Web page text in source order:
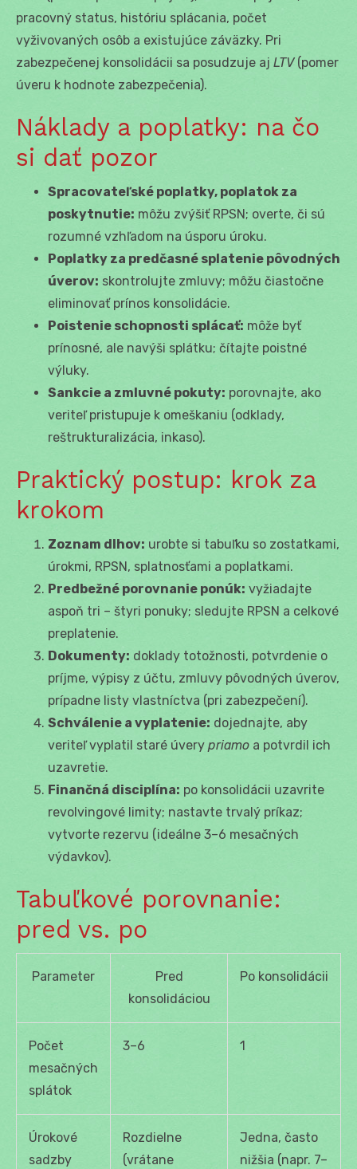
pracovný status, históriu splácania, počet
vyživovaných osôb a existujúce záväzky. Pri
zabezpečenej konsolidácii sa posudzuje aj LTV(pomer
úveru k hodnote zabezpečenia).
Náklady a poplatky: na čo
si dať pozor
Spracovateľské poplatky, poplatok za
poskytnutie: môžu zvýšiť RPSN; overte, či sú
rozumné vzhľadom na úsporu úroku.
Poplatky za predčasné splatenie pôvodných
úverov: skontrolujte zmluvy; môžu čiastočne
eliminovať prínos konsolidácie.
Poistenie schopnosti splácať: môže byť
prínosné, ale navýši splátku; čítajte poistné
výluky.
Sankcie a zmluvné pokuty: porovnajte, ako
veriteľ pristupuje k omeškaniu (odklady,
reštrukturalizácia, inkaso).
Praktický postup: krok za
krokom
Zoznam dlhov: urobte si tabuľku so zostatkami,
úrokmi, RPSN, splatnosťami a poplatkami.
Predbežné porovnanie ponúk: vyžiadajte
aspoň tri – štyri ponuky; sledujte RPSN a celkové
preplatenie.
Dokumenty: doklady totožnosti, potvrdenie o
príjme, výpisy z účtu, zmluvy pôvodných úverov,
prípadne listy vlastníctva (pri zabezpečení).
Schválenie a vyplatenie: dojednajte, aby
veriteľ vyplatil staré úvery priamo a potvrdil ich
uzavretie.
Finančná disciplína: po konsolidácii uzavrite
revolvingové limity; nastavte trvalý príkaz;
vytvorte rezervu (ideálne 3–6 mesačných
výdavkov).
Tabuľkové porovnanie:
pred vs. po
Parameter
Pred
konsolidáciou
Po konsolidácii
Počet
mesačných
splátok
3–6 1
Úrokové
sadzby
Rozdielne
(vrátane
Jedna, často
nižšia (napr. 7–